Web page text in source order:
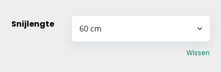
Snijlengte
Wissen